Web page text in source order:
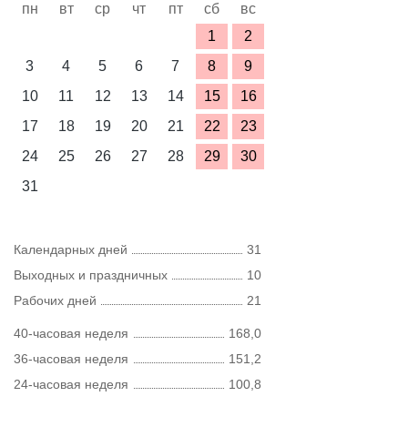
пн вт ср чт пт сб
вс
1
2
3
4 5 6 7 8
9
10
11 12 13 14 15
16
17
18 19 20 21 22
23
24
25 26 27 28 29
30
31
Календарных дней
31
Выходных и праздничных
10
Рабочих дней
21
40-часовая неделя
168,0
36-часовая неделя
151,2
24-часовая неделя
100,8